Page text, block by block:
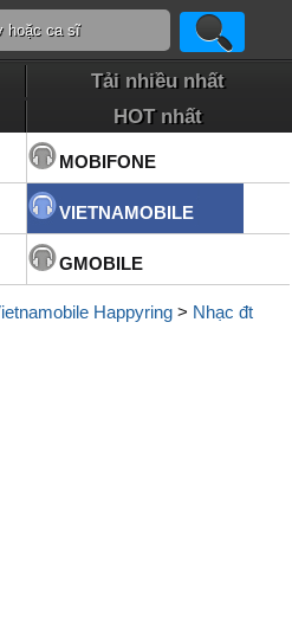
Tải nhiều nhất
HOT nhất
MOBIFONE
VIETNAMOBILE
GMOBILE
Happyring > Nhạc đt